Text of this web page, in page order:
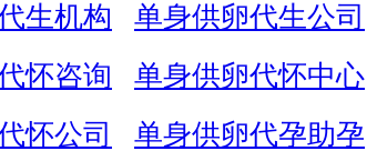
生机构
单身供卵代生公司
怀咨询
单身供卵代怀中心
怀公司
单身供卵代孕助孕